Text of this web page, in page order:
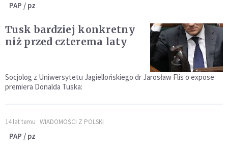
PAP / pz
Tusk bardziej konkretny
niż przed czterema laty
Socjolog z Uniwersytetu Jagiellońskiego dr Jarosław Flis o expose
premiera Donalda Tuska:
14 lat temu WIADOMOŚCI Z POLSKI
PAP / pz